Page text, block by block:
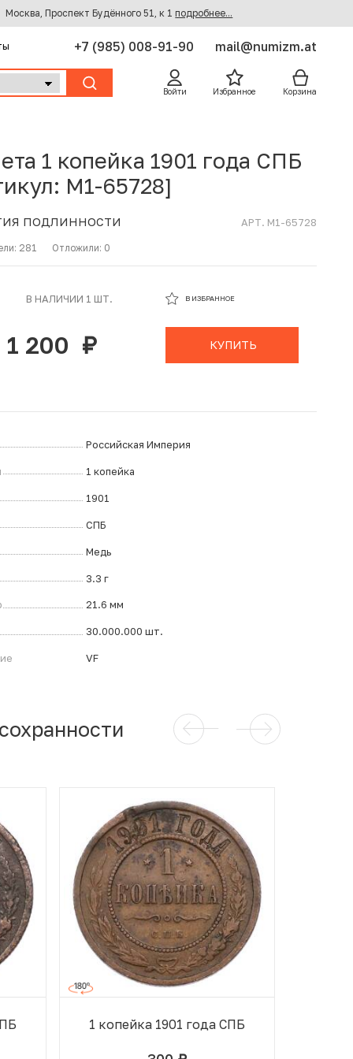
Москва, Проспект Будённого 51, к 1 подробнее...
+7 (985) 008-91-90 mail@numizm.at
Войти Избранное Корзина
1 копейка 1901 года СПБ
M1-65728]
ПОДЛИННОСТИ АРТ. M1-65728
281 Отложили: 0
В НАЛИЧИИ 1 ШТ.
1 200 руб.
В ИЗБРАННОЕ
КУПИТЬ
Российская Империя
1 копейка
1901
СПБ
Медь
3.3 г
21.6 мм
30.000.000 шт.
VF
1 копейка 1901 года СПБ